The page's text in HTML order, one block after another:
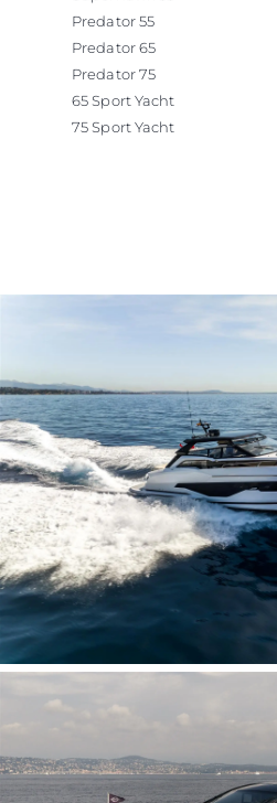
Predator 55
Predator 65
Predator 75
65 Sport Yacht
75 Sport Yacht